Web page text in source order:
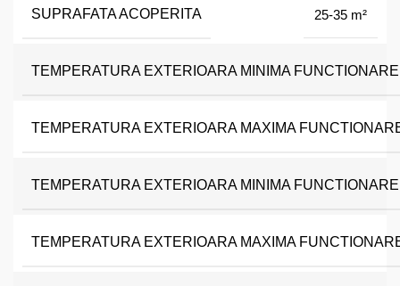
SUPRAFATA ACOPERITA 25-35 m²
TEMPERATURA EXTERIOARA MINIMA
TEMPERATURA EXTERIOARA MAXIMA
TEMPERATURA EXTERIOARA MINIMA
TEMPERATURA EXTERIOARA MAXIMA